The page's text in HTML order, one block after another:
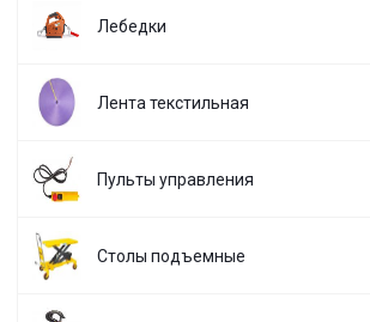
Лебедки
Лента текстильная
Пульты управления
Столы подъемные